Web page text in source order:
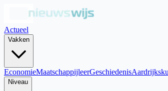
Actueel
Vakken
EconomieMaatschappijleerGeschiedenis
Niveau